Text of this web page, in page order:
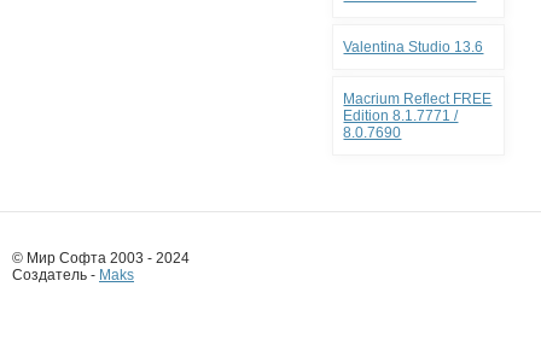
Valentina Studio 13.6
Macrium Reflect FREE
Edition 8.1.7771 /
8.0.7690
© Мир Софта 2003 - 2024
Создатель - Maks